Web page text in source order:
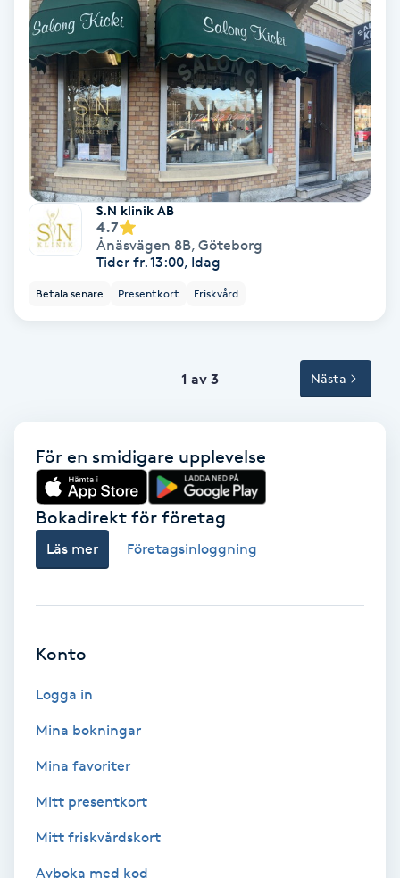
Träning
Tvätt & Fön
Vaccination
Vampyrbehandling
Vaxning
Vaxning brasiliansk
Vinyasa Yoga
Volymfransar
Vårtor
Yoga Nidra
Yogamassage
Zonterapi
S.N klinik AB
4.7
Ånäsvägen 8B, Göteborg
Tider fr. 13:00, Idag
Betala senare Presentkort Friskvård
1 av 3 Nästa
För en smidigare upplevelse
Bokadirekt för företag
Läs mer Företagsinloggning
Konto
Logga in
Mina bokningar
Mina favoriter
Mitt presentkort
Mitt friskvårdskort
Avboka med kod